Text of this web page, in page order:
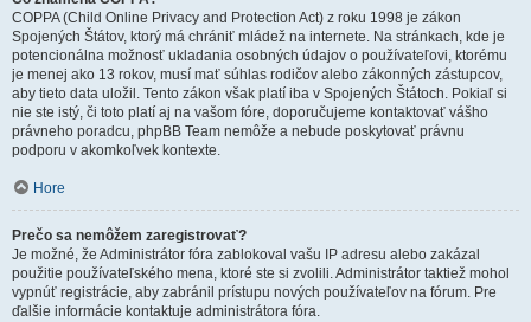
COPPA (Child Online Privacy and Protection Act) z roku 1998 je zákon
Spojených Štátov, ktorý má chrániť mládež na internete. Na stránkach, kde je
potencionálna možnosť ukladania osobných údajov o používateľovi, ktorému
je menej ako 13 rokov, musí mať súhlas rodičov alebo zákonných zástupcov,
aby tieto data uložil. Tento zákon však platí iba v Spojených Štátoch. Pokiaľ si
nie ste istý, či toto platí aj na vašom fóre, doporučujeme kontaktovať vášho
právneho poradcu, phpBB Team nemôže a nebude poskytovať právnu
podporu v akomkoľvek kontexte.
Hore
Prečo sa nemôžem zaregistrovať?
Je možné, že Administrátor fóra zablokoval vašu IP adresu alebo zakázal
použitie používateľského mena, ktoré ste si zvolili. Administrátor taktiež mohol
vypnúť registrácie, aby zabránil prístupu nových používateľov na fórum. Pre
ďalšie informácie kontaktuje administrátora fóra.